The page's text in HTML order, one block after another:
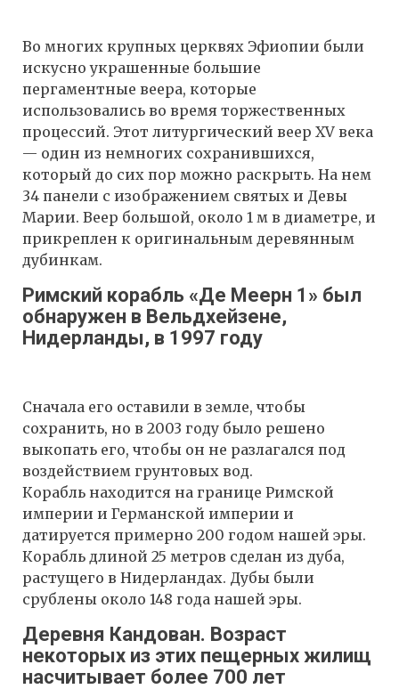
Во многих крупных церквях Эфиопии были
искусно украшенные большие
пергаментные веера, которые
использовались во время торжественных
процессий. Этот литургический веер XV века
— один из немногих сохранившихся,
который до сих пор можно раскрыть. На нем
34 панели с изображением святых и Девы
Марии. Веер большой, около 1 м в диаметре, и
прикреплен к оригинальным деревянным
дубинкам.
Римский корабль «Де Меерн 1» был
обнаружен в Вельдхейзене,
Нидерланды, в 1997 году
Сначала его оставили в земле, чтобы
сохранить, но в 2003 году было решено
выкопать его, чтобы он не разлагался под
воздействием грунтовых вод.
Корабль находится на границе Римской
империи и Германской империи и
датируется примерно 200 годом нашей эры.
Корабль длиной 25 метров сделан из дуба,
растущего в Нидерландах. Дубы были
срублены около 148 года нашей эры.
Деревня Кандован. Возраст
некоторых из этих пещерных жилищ
насчитывает более 700 лет